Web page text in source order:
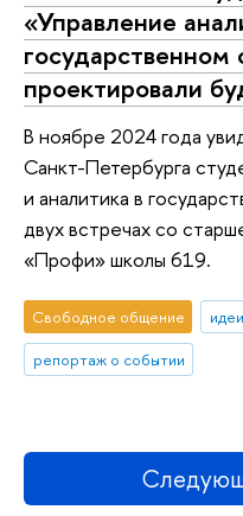
«Управление
государственном
проектировали
В ноябре 2024 года
Санкт-Петербурга
и аналитика в
двух встречах со
«Профи» школы 619.
Свободное общение
репортаж о событии